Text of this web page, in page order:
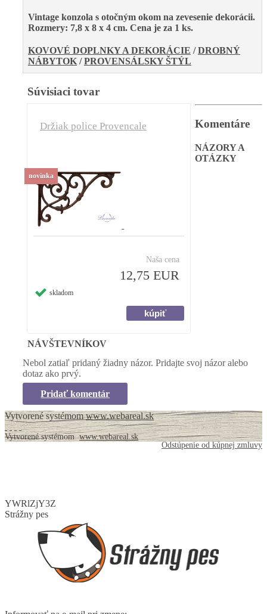
Vintage konzola s otočným okom na zevesenie dekorácii.
Rozmery: 7,8 x 8 x 4 cm. Cena je za 1 ks.
KOVOVÉ DOPLNKY A DEKORÁCIE /DROBNÝ
NÁBYTOK /PROVENSÁLSKY ŠTÝL
Súvisiaci tovar
Držiak police Provencale
Naša cena
12,75 EUR
skladom
novinka
Komentáre
NÁZORY A
OTÁZKY
NÁVŠTEVNÍKOV
Nebol zatiaľ pridaný žiadny názor. Pridajte svoj názor alebo
dotaz ako prvý.
Pridať komentár
Vytvorené systémomwww.webareal.sk
Vytvorené systémom www.webareal.sk
Odstúpenie od kúpnej zmluvy
YWRlZjY3Z
Strážny pes